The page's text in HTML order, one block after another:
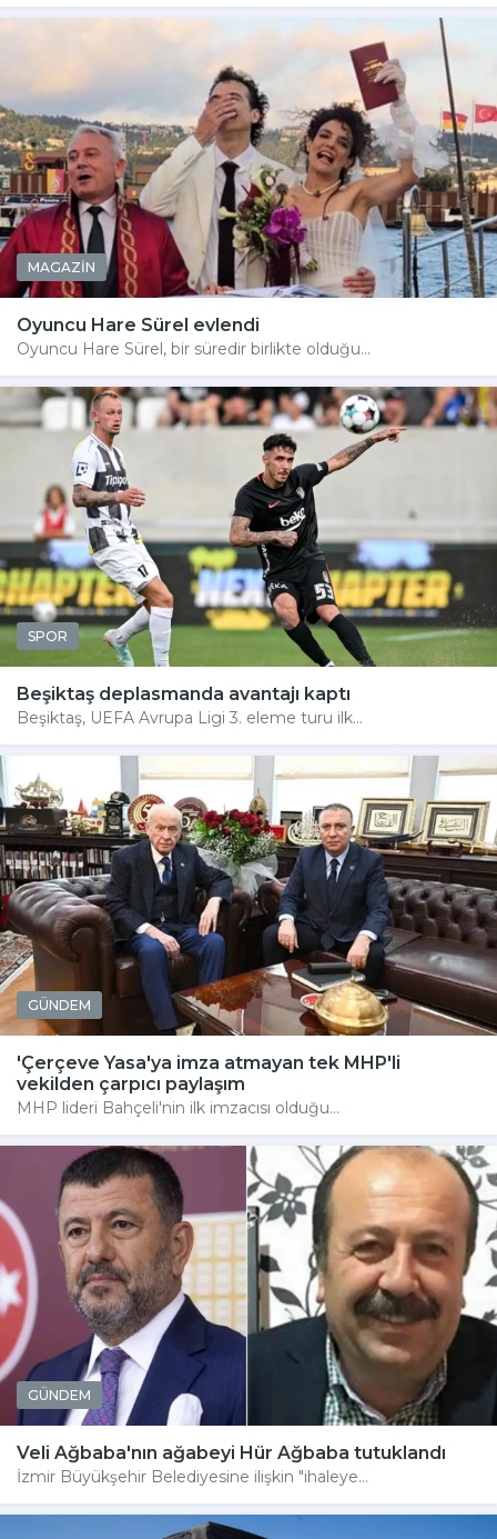
MAGAZİN
Oyuncu Hare Sürel evlendi
Oyuncu Hare Sürel, bir süredir birlikte olduğu...
SPOR
Beşiktaş deplasmanda avantajı kaptı
Beşiktaş, UEFA Avrupa Ligi 3. eleme turu ilk...
GÜNDEM
'Çerçeve Yasa'ya imza atmayan tek MHP'li
vekilden çarpıcı paylaşım
MHP lideri Bahçeli'nin ilk imzacısı olduğu...
GÜNDEM
Veli Ağbaba'nın ağabeyi Hür Ağbaba tutuklandı
İzmir Büyükşehir Belediyesine ilişkin "ihaleye...